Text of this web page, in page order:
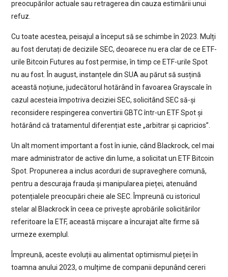
preocupărilor actuale sau retragerea din cauza estimării unui
refuz.
Cu toate acestea, peisajul a început să se schimbe în 2023. Mulți
au fost derutați de deciziile SEC, deoarece nu era clar de ce ETF-
urile Bitcoin Futures au fost permise, în timp ce ETF-urile Spot
nu au fost. În august, instanțele din SUA au părut să susțină
această noțiune, judecătorul hotărând în favoarea Grayscale în
cazul acesteia împotriva deciziei SEC, solicitând SEC să-și
reconsidere respingerea convertirii GBTC într-un ETF Spot și
hotărând că tratamentul diferențiat este „arbitrar și capricios”.
Un alt moment important a fost în iunie, când Blackrock, cel mai
mare administrator de active din lume, a solicitat un ETF Bitcoin
Spot. Propunerea a inclus acorduri de supraveghere comună,
pentru a descuraja frauda și manipularea pieței, atenuând
potențialele preocupări cheie ale SEC. Împreună cu istoricul
stelar al Blackrock în ceea ce privește aprobările solicitărilor
referitoare la ETF, această mișcare a încurajat alte firme să
urmeze exemplul.
Împreună, aceste evoluții au alimentat optimismul pieței în
toamna anului 2023, o mulțime de companii depunând cereri